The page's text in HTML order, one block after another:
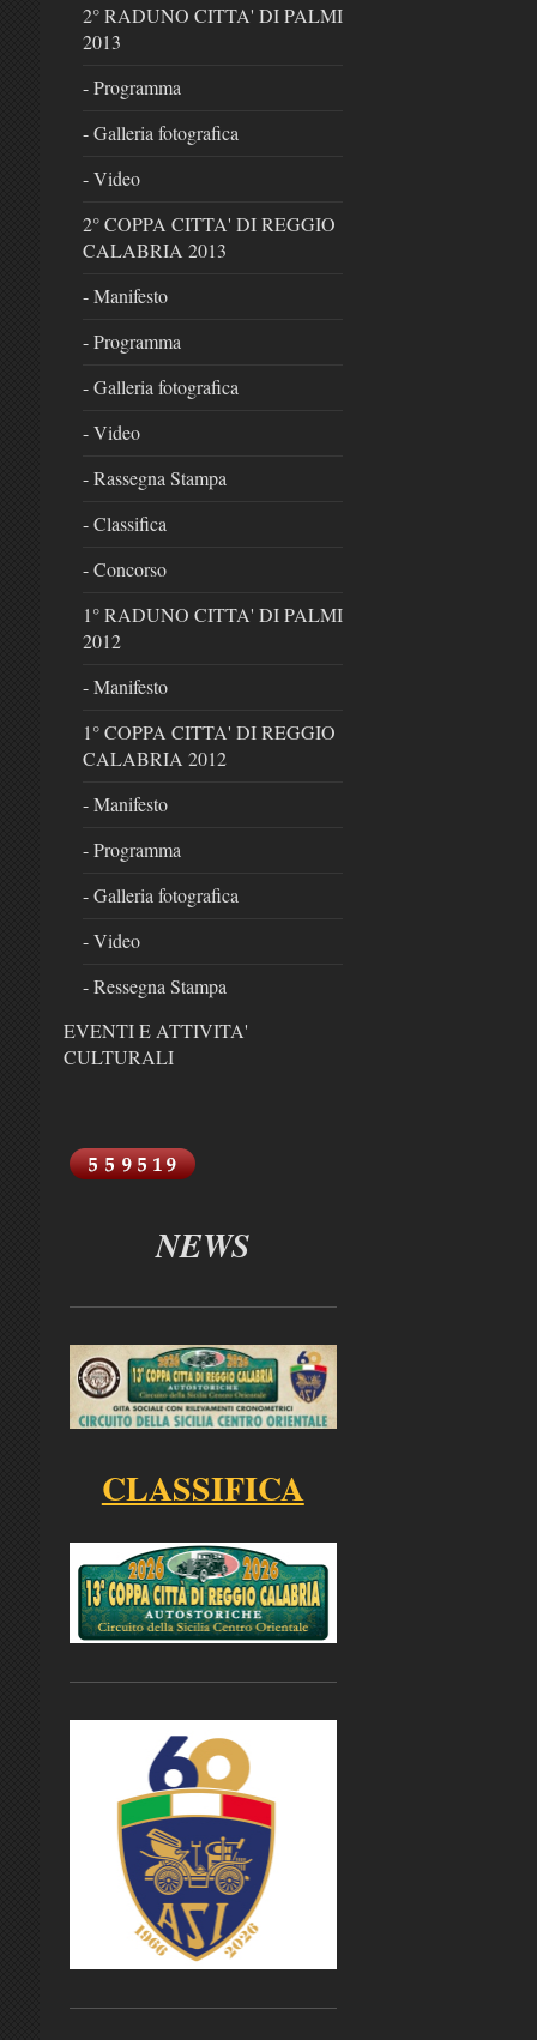
2° RADUNO CITTA' DI PALMI
2013
- Programma
- Galleria fotografica
- Video
2° COPPA CITTA' DI REGGIO
CALABRIA 2013
- Manifesto
- Programma
- Galleria fotografica
- Video
- Rassegna Stampa
- Classifica
- Concorso
1° RADUNO CITTA' DI PALMI
2012
- Manifesto
1° COPPA CITTA' DI REGGIO
CALABRIA 2012
- Manifesto
- Programma
- Galleria fotografica
- Video
- Ressegna Stampa
EVENTI E ATTIVITA'
CULTURALI
NEWS
CLASSIFICA